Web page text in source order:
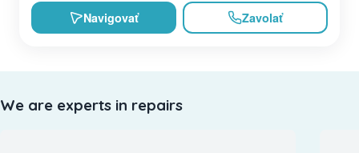
Navigovať Zavolať
We are experts in repairs